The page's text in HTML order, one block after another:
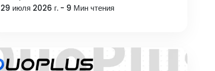
29 июля 2026 г. - 9 Мин чтения